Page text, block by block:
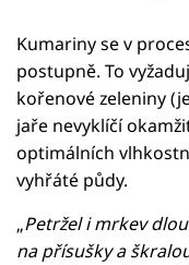
Kumariny se v
postupně. To
kořenové zeleniny
jaře nevyklíčí
optimálních
vyhřáté půdy.
„Petržel i mrkev
na přísušky a